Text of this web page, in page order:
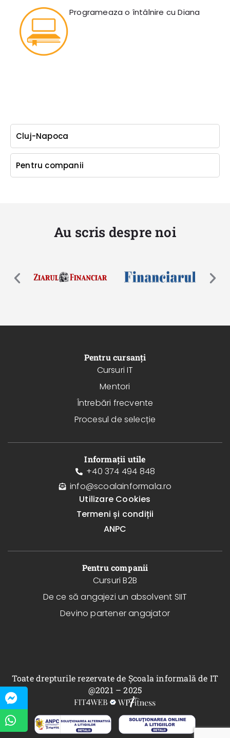
Programeaza o întâlnire cu Diana
Cluj-Napoca
Pentru companii
Au scris despre noi
Pentru cursanți
Cursuri IT
Mentori
Întrebări frecvente
Procesul de selecție
Informații utile
+40 374 494 848
info@scoalainformala.ro
Utilizare Cookies
Termeni și condiții
ANPC
Pentru companii
Cursuri B2B
De ce să angajezi un absolvent SIIT
Devino partener angajator
Toate drepturile rezervate de Școala informală de IT
@2021 – 2025